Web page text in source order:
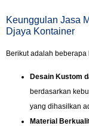
Keunggulan Jasa
Djaya Kontainer
Berikut adalah
Desain Kustom
berdasarkan
yang dihasilkan
Material